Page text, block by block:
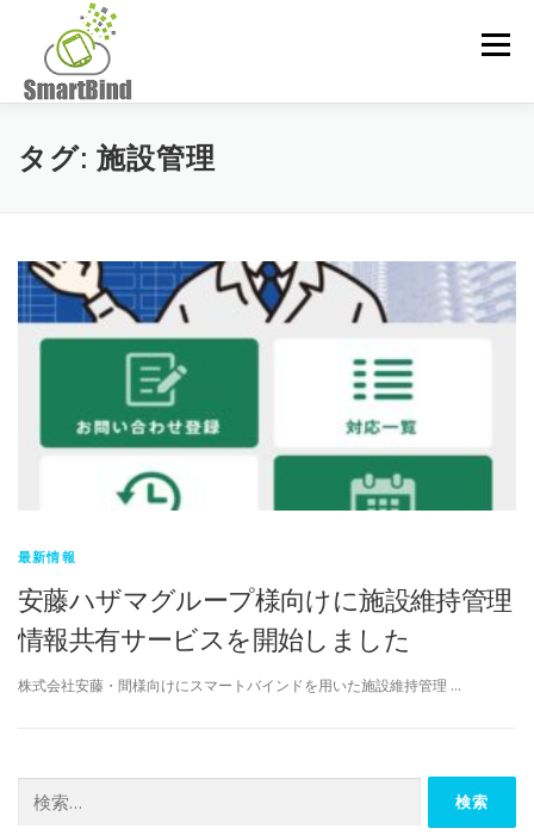
ツ
メニュー
タグ: 施設管理
最新情報
安藤ハザマグループ様向けに施設維持管理
情報共有サービスを開始しました
株式会社安藤・間様向けにスマートバインドを用いた施設維持管理 …
索: